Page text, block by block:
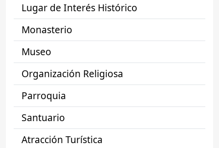
Lugar de Interés Histórico
Monasterio
Museo
Organización Religiosa
Parroquia
Santuario
Atracción Turística